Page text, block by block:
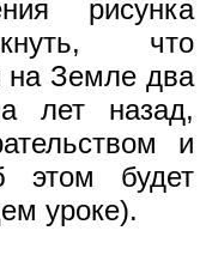
рисунка
что
Земле два
лет назад,
и
этом будет
уроке).